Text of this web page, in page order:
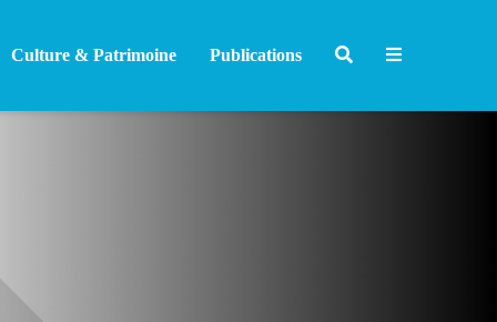
Culture & Patrimoine Publications